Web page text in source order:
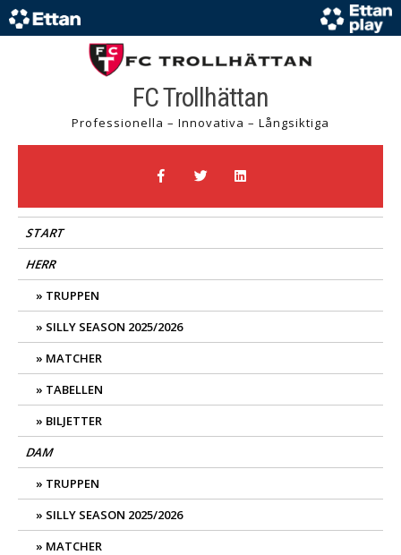
FC Trollhättan
Professionella – Innovativa – Långsiktiga
START
HERR
TRUPPEN
SILLY SEASON 2025/2026
MATCHER
TABELLEN
BILJETTER
DAM
TRUPPEN
SILLY SEASON 2025/2026
MATCHER